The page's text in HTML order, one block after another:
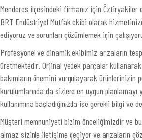
Menderes ilçesindeki firmanız için
BRT Endüstriyel Mutfak ekibi olarak
ediyoruz ve sorunları çözümlemek için
Profesyonel ve dinamik ekibimiz arızaların
üretmektedir. Orjinal yedek parçalar
bakımların önemini vurgulayarak ürünlerinizin
kurulumlarında da sizlere en uygun
kullanımına başladığınızda ise gerekli bilgi
Müşteri memnuniyeti bizim önceliğimizdir ve
almaz sizinle iletişime geçiyor ve arızaların